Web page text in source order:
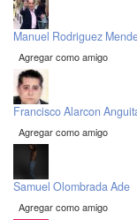
Manuel Rodriguez
Agregar como amigo
Francisco Alarcon
Agregar como amigo
Samuel Olombrada Ade
Agregar como amigo